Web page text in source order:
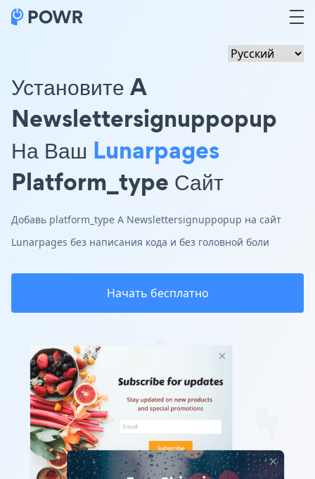
Установите A
Newslettersignuppopup
На Ваш Lunarpages
Platform_type Сайт
Добавь platform_type A Newslettersignuppopup на сайт
Lunarpages без написания кода и без головной боли
Начать бесплатно